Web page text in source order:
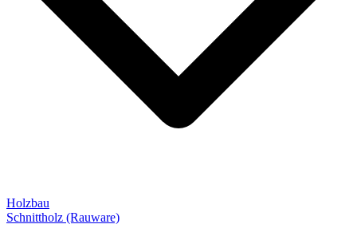
Holzbau
Schnittholz (Rauware)